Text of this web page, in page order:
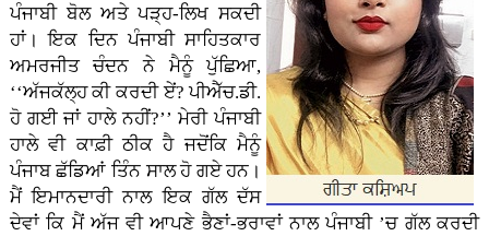
ਪੰਜਾਬੀ ਬੋਲ ਅਤੇ ਪੜ੍ਹ-ਲਿਖ ਸਕਦੀ
ਹਾਂ। ਇਕ ਦਿਨ ਪੰਜਾਬੀ ਸਾਹਿਤਕਾਰ
ਅਮਰਜੀਤ ਚੰਦਨ ਨੇ ਮੈਨੂੰ ਪੁੱਛਿਆ,
‘‘ਅੱਜਕੱਲ੍ਹ ਕੀ ਕਰਦੀ ਏਂ? ਪੀਐੱਚ.ਡੀ.
ਹੋ ਗਈ ਜਾਂ ਹਾਲੇ ਨਹੀਂ?’’ ਮੇਰੀ ਪੰਜਾਬੀ
ਹਾਲੇ ਵੀ ਕਾਫ਼ੀ ਠੀਕ ਹੈ ਜਦੋਂਕਿ ਮੈਨੂੰ
ਪੰਜਾਬ ਛੱਡਿਆਂ ਤਿੰਨ ਸਾਲ ਹੋ ਗਏ ਹਨ।
ਮੈਂ ਇਮਾਨਦਾਰੀ ਨਾਲ ਇਕ ਗੱਲ ਦੱਸ
ਦੇਵਾਂ ਕਿ ਮੈਂ ਅੱਜ ਵੀ ਆਪਣੇ ਭੈਣਾਂ-ਭਰਾਵਾਂ ਨਾਲ ਪੰਜਾਬੀ ’ਚ ਗੱਲ ਕਰਦੀ